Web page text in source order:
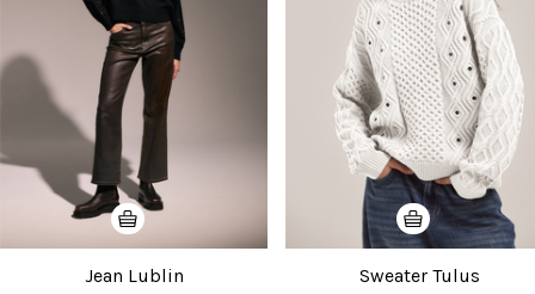
Jean Lublin Sweater Tulus